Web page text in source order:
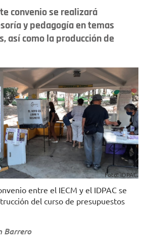
convenio se realizará
y pedagogía en temas
así como la producción de
Foto: IDPAC.
entre el IECM y el IDPAC se
del curso de presupuestos
Barrero